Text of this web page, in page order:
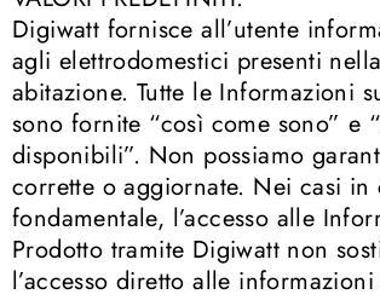
Digiwatt fornisce all’utente
agli elettrodomestici presenti
abitazione. Tutte le Informazioni
sono fornite “così come sono” e
disponibili”. Non possiamo
corrette o aggiornate. Nei casi in
fondamentale, l’accesso alle
Prodotto tramite Digiwatt non
l’accesso diretto alle